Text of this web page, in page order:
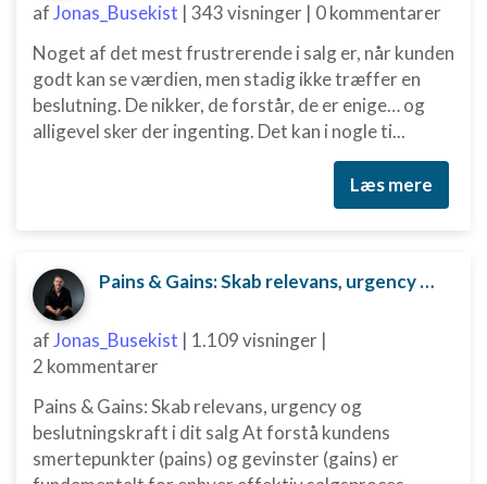
afJonas_Busekist | 343 visninger | 0 kommentarer
Noget af det mest frustrerende i salg er, når kunden
godt kan se værdien, men stadig ikke træffer en
beslutning. De nikker, de forstår, de er enige… og
alligevel sker der ingenting. Det kan i nogle ti...
Læs mere
Pains & Gains: Skab relevans, urgency og beslutningskraft i dit salg
afJonas_Busekist | 1.109 visninger |
2 kommentarer
Pains & Gains: Skab relevans, urgency og
beslutningskraft i dit salg At forstå kundens
smertepunkter (pains) og gevinster (gains) er